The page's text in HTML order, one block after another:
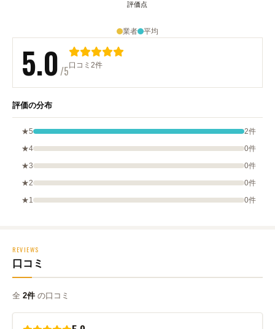
業者 平均
5.0 /5口コミ2件
評価の分布
★5
2件
★4
0件
★3
0件
★2
0件
★1
0件
REVIEWS
口コミ
全 2件 の口コミ